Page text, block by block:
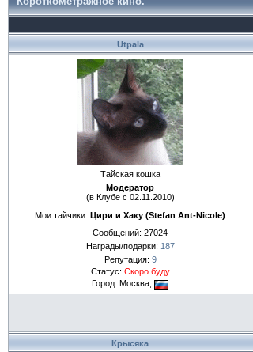
Utpala
Тайская кошка
Модератор
(в Клубе с 02.11.2010)
Мои тайчики: Цири и Хаку (Stefan Ant-Nicole)
Сообщений: 27024
Награды/подарки: 187
Репутация: 9
Статус: Скоро буду
Город: Москва,
Крысяка